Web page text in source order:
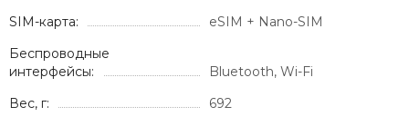
SIM-карта:
eSIM + Nano-SIM
Беспроводные
интерфейсы:
Bluetooth, Wi-Fi
Вес, г:
692